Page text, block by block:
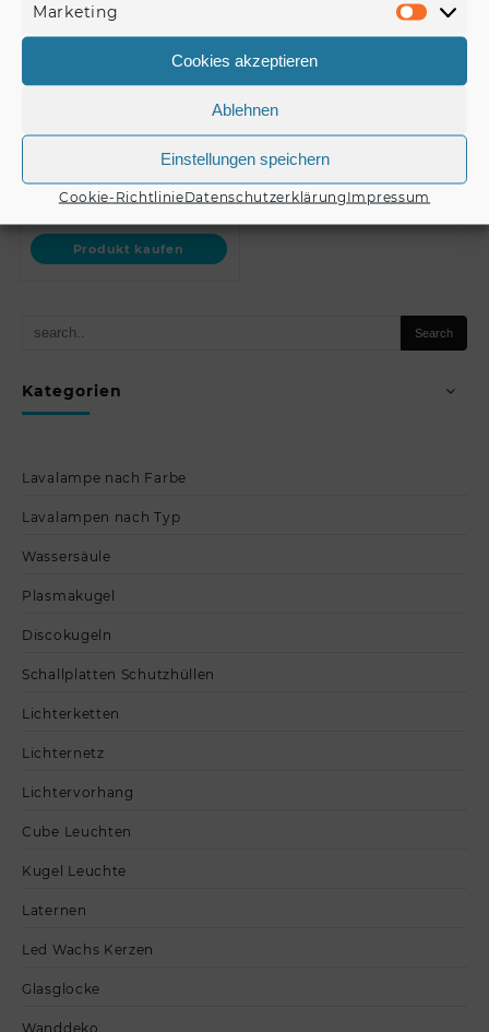
Marketing
Cookies akzeptieren
Ablehnen
Einstellungen speichern
Cookie-RichtlinieDatenschutzerklärung Impressum
Kategorien
Lavalampe nach Farbe
Lavalampen nach Typ
Wassersäule
Plasmakugel
Discokugeln
Schallplatten Schutzhüllen
Lichterketten
Lichternetz
Lichtervorhang
Cube Leuchten
Kugel Leuchte
Laternen
Led Wachs Kerzen
Glasglocke
Wanddeko
OMNITRONIC
208 MK3 // OMNITRONIC
Swing Bracket for PAS-
42,90
Produkt kaufen
EUROLITE Set 3x UV-
gelb + rot + blau //
EUROLITE Set 3x …
Produkt kaufen